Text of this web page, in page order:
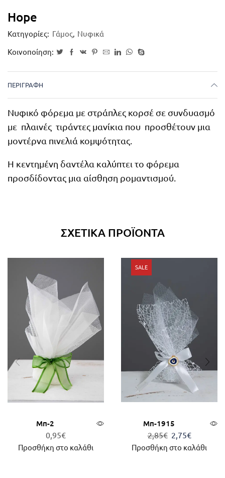
Hope
Κατηγορίες: Γάμος, Νυφικά
Κοινοποίηση:
ΠΕΡΙΓΡΑΦΉ
Νυφικό φόρεμα με στράπλες κορσέ σε συνδυασμό
με πλαινές τιράντες μανίκια που προσθέτουν μια
μοντέρνα πινελιά κομψότητας.
Η κεντημένη δαντέλα καλύπτει το φόρεμα
προσδίδοντας μια αίσθηση ρομαντισμού.
ΣΧΕΤΙΚΆ ΠΡΟΪΌΝΤΑ
Μπ-2
0,95€
Προσθήκη στο καλάθι
SALE
Μπ-1915
2,85€ 2,75€
Προσθήκη στο καλάθι